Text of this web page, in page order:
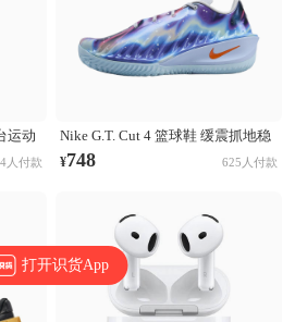
运动
14档
人付款
Nike G.T. Cut 4 篮球鞋 缓震抓地稳
定抗扭支撑回弹 CHBL/黑色/醒目
¥748 625人付款
打开识货App